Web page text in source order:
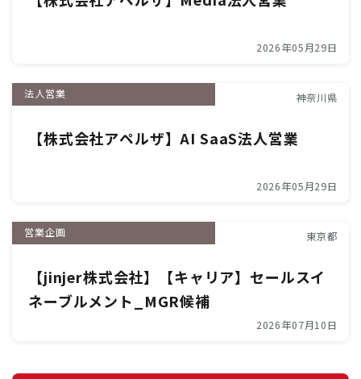
2026年05月29日
法人営業 神奈川県
【株式会社アペルザ】AI SaaS法人営業
2026年05月29日
営業企画 東京都
【jinjer株式会社】【キャリア】セールスイ
ネーブルメント_MGR候補
2026年07月10日